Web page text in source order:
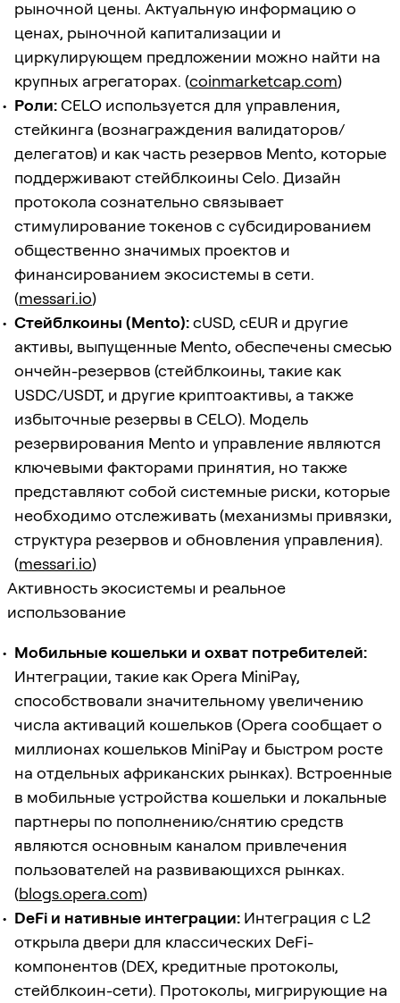
рыночной цены. Актуальную информацию о
ценах, рыночной капитализации и
циркулирующем предложении можно найти на
крупных агрегаторах. (coinmarketcap.com)
Роли:CELO используется для управления,
стейкинга (вознаграждения валидаторов/
делегатов) и как часть резервов Mento, которые
поддерживают стейблкоины Celo. Дизайн
протокола сознательно связывает
стимулирование токенов с субсидированием
общественно значимых проектов и
финансированием экосистемы в сети.
(messari.io)
Стейблкоины (Mento):cUSD, cEUR и другие
активы, выпущенные Mento, обеспечены смесью
ончейн-резервов (стейблкоины, такие как
USDC/USDT, и другие криптоактивы, а также
избыточные резервы в CELO). Модель
резервирования Mento и управление являются
ключевыми факторами принятия, но также
представляют собой системные риски, которые
необходимо отслеживать (механизмы привязки,
структура резервов и обновления управления).
(messari.io)
Активность экосистемы и реальное
использование
Мобильные кошельки и охват потребителей:
Интеграции, такие как Opera MiniPay,
способствовали значительному увеличению
числа активаций кошельков (Opera сообщает о
миллионах кошельков MiniPay и быстром росте
на отдельных африканских рынках). Встроенные
в мобильные устройства кошельки и локальные
партнеры по пополнению/снятию средств
являются основным каналом привлечения
пользователей на развивающихся рынках.
(blogs.opera.com)
DeFi и нативные интеграции: Интеграция с L2
открыла двери для классических DeFi-
компонентов (DEX, кредитные протоколы,
стейблкоин-сети). Протоколы, мигрирующие на